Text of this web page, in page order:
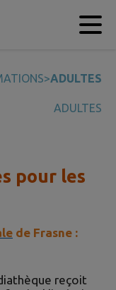
>ADULTES
ADULTES
pour les
de Frasne :
reçoit